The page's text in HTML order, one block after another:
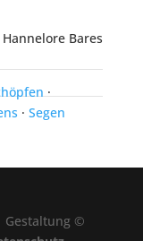
Bares
·
· Segen
Gestaltung ©